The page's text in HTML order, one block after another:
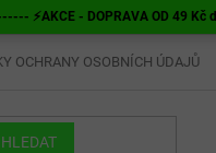
⚡AKCE - DOPRAVA OD 49
OCHRANY OSOBNÍCH ÚDAJŮ
HLEDAT